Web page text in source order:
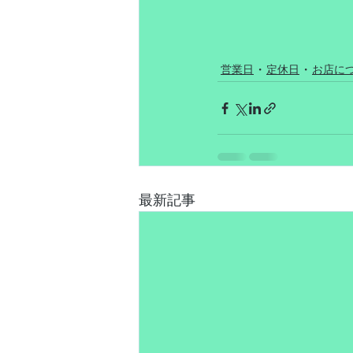
営業日 定休日 お店に
最新記事